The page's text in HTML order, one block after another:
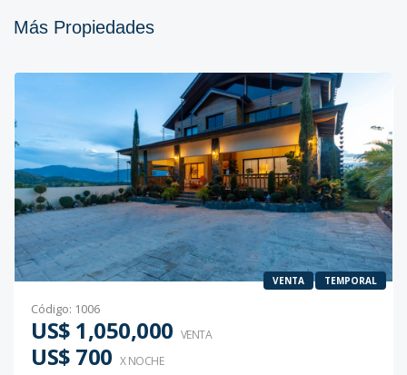
Más Propiedades
VENTA TEMPORAL
Código: 1006
US$ 1,050,000 VENTA
US$ 700 X NOCHE